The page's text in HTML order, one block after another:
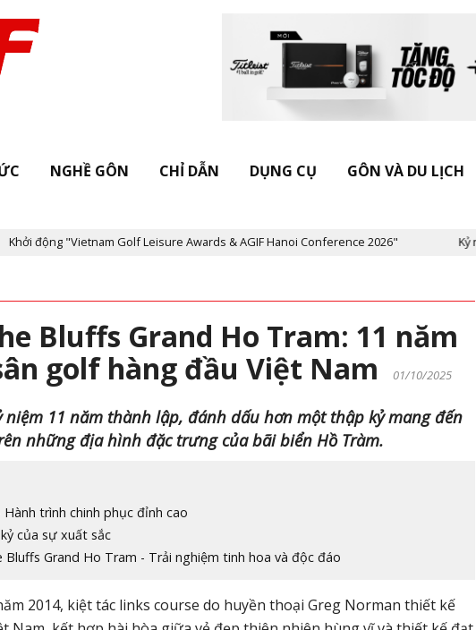
NGHỀ GÔN CHỈ DẪN DỤNG CỤ GÔN VÀ DU LỊCH
Golf Leisure Awards & AGIF Hanoi Conference 2026" Kỷ niệm 20 năm
Bluffs Grand Ho Tram: 11 năm
golf hàng đầu Việt Nam
01/10/2025
niệm 11 năm thành lập, đánh dấu hơn một thập kỷ mang đến
những địa hình đặc trưng của bãi biển Hồ Tràm.
trình chinh phục đỉnh cao
của sự xuất sắc
Bluffs Grand Ho Tram - Trải nghiệm tinh hoa và độc đáo
2014, kiệt tác links course do huyền thoại Greg Norman thiết kế